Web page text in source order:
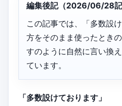
編集後記（2026/06/28記
この記事では、「多数設
方をそのまま使ったとき
すのように自然に言い換
ています。
「多数設けております」